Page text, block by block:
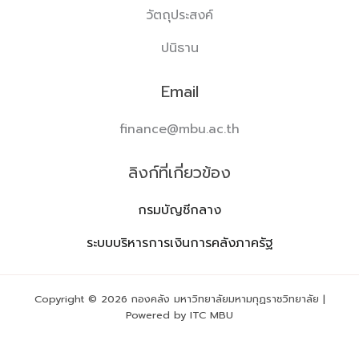
วัตถุประสงค์
ปนิธาน
Email
finance@mbu.ac.th
ลิงก์ที่เกี่ยวข้อง
กรมบัญชีกลาง
ระบบบริหารการเงินการคลังภาครัฐ
Copyright © 2026 กองคลัง มหาวิทยาลัยมหามกุฏราชวิทยาลัย |
Powered by ITC MBU